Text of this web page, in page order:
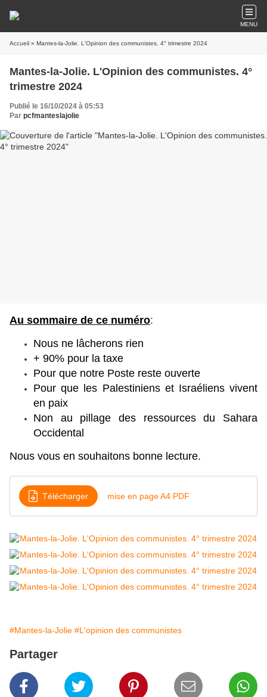
MENU
Accueil » Mantes-la-Jolie. L'Opinion des communistes. 4° trimestre 2024
Mantes-la-Jolie. L'Opinion des communistes. 4°
trimestre 2024
Publié le 16/10/2024 à 05:53
Par pcfmanteslajolie
Au sommaire de ce numéro:
Nous ne lâcherons rien
+ 90% pour la taxe
Pour que notre Poste reste ouverte
Pour que les Palestiniens et Israéliens vivent
en paix
Non au pillage des ressources du Sahara
Occidental
Nous vous en souhaitons bonne lecture.
Télécharger mise en page A4 PDF
#Mantes-la-Jolie #L'opinion des communistes
Partager